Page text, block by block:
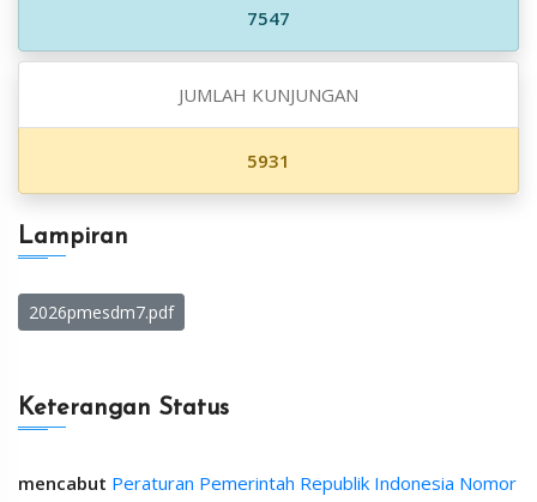
7547
JUMLAH KUNJUNGAN
5931
Lampiran
2026pmesdm7.pdf
Keterangan Status
mencabut Peraturan Pemerintah Republik Indonesia Nomor